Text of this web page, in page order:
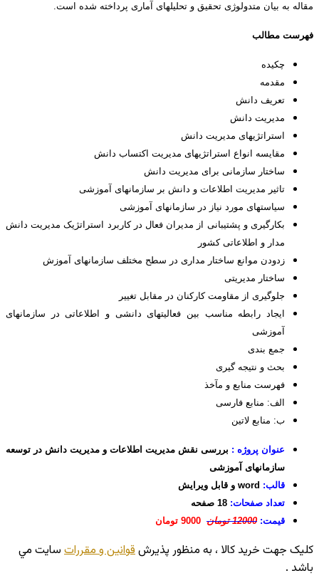
مقاله به بیان متدولوژی تحقیق و تحلیل­های آماری پرداخته شده است.
فهرست مطالب
چكيده
مقدمه
تعریف دانش
مدیریت دانش
استراتژیهای مدیریت دانش
مقایسه انواع استراتژی­های مدیریت اکتساب دانش
ساختار سازمانی برای مدیریت دانش
تاثیر مدیریت اطلاعات و دانش بر سازمان­های آموزشی
سیاستهای مورد نیاز در سازمانهای آموزشی
بکارگیری و پشتیبانی از مدیران فعال در کاربرد استراتژیک مدیریت دانش
مدار و اطلاعاتی کشور
زدودن موانع ساختار مداری در سطح مختلف سازمان­های آموزش
ساختار مدیریتی
جلوگیری از مقاومت کارکنان در مقابل تغییر
ایجاد رابطه مناسب بین فعالیتهای دانشی و اطلاعاتی در سازمانهای
آموزشی
جمع بندی
بحث و نتیجه گیری
فهرست منابع و مآخذ
الف: منابع فارسی
ب: منابع لاتین
عنوان پروژه : بررسی نقش مدیریت اطلاعات و مدیریت دانش در توسعه
سازمانهای آموزشی
قالب:
تعداد صفحات:
قیمت: 12000 تومان 9000 تومان
کليک جهت خريد کالا ، به منظور پذيرشقوانين و مقررات سايت مي
باشد .